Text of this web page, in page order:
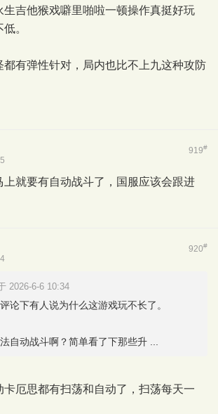
生吉他猴戏噼里啪啦一顿操作真挺好玩
。
都有弹性针对，局内也比不上九这种攻防
919#
上就要有自动战斗了，国服应该会跟进
920#
2026-6-6 10:34
论下有人说为什么这游戏玩不长了。
自动战斗啊？简单看了下那些升 ...
卡厄思都有扫荡和自动了，扫荡每天一